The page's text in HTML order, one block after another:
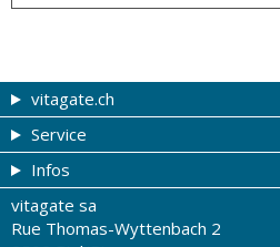
vitagate.ch
Forme et beauté
Thèmes de A à Z
Thérapies
La santé sur les ondes
Service
Coupons
Tribune du droguiste
Recherche de drogueries
Infos
Impressum
Conditions d'utilisation
vitagate sa
Rue Thomas-Wyttenbach 2